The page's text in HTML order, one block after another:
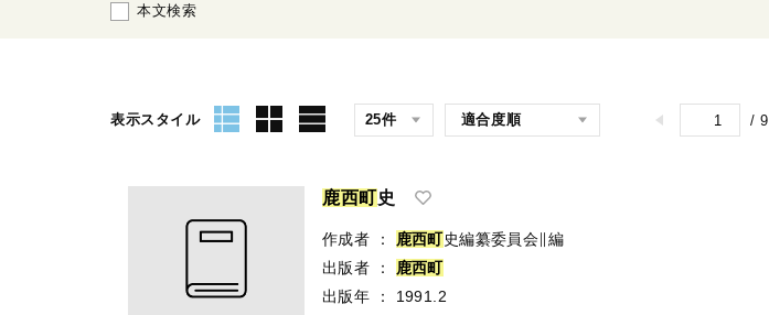
本文検索
表示スタイル / 9
鹿西町史
作成者 ： 鹿西町史編纂委員会∥編
出版者
： 鹿西町
出版年
：
1991.2